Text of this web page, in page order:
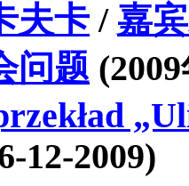
夫卡 / 嘉
问题 (2009
12-2009)